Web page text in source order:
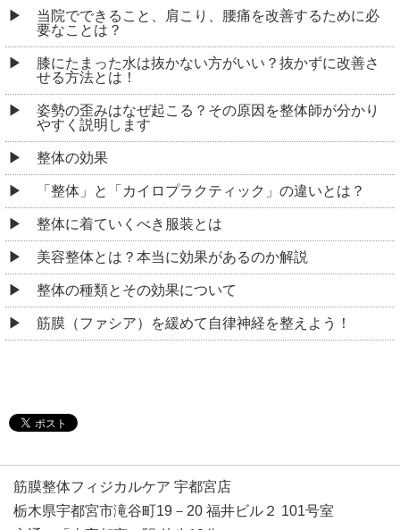
当院でできること、肩こり、腰痛を改善するために必
要なことは？
膝にたまった水は抜かない方がいい？抜かずに改善さ
せる方法とは！
姿勢の歪みはなぜ起こる？その原因を整体師が分かり
やすく説明します
整体の効果
「整体」と「カイロプラクティック」の違いとは？
整体に着ていくべき服装とは
美容整体とは？本当に効果があるのか解説
整体の種類とその効果について
筋膜（ファシア）を緩めて自律神経を整えよう！
筋膜整体フィジカルケア 宇都宮店
栃木県宇都宮市滝谷町19－20 福井ビル２ 101号室